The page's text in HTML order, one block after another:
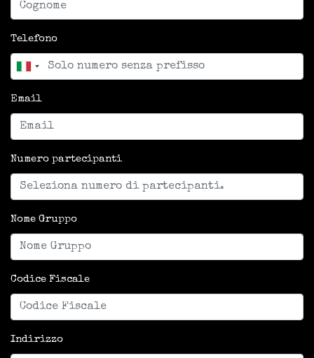
Telefono
Email
Numero partecipanti
Nome Gruppo
Codice Fiscale
Indirizzo